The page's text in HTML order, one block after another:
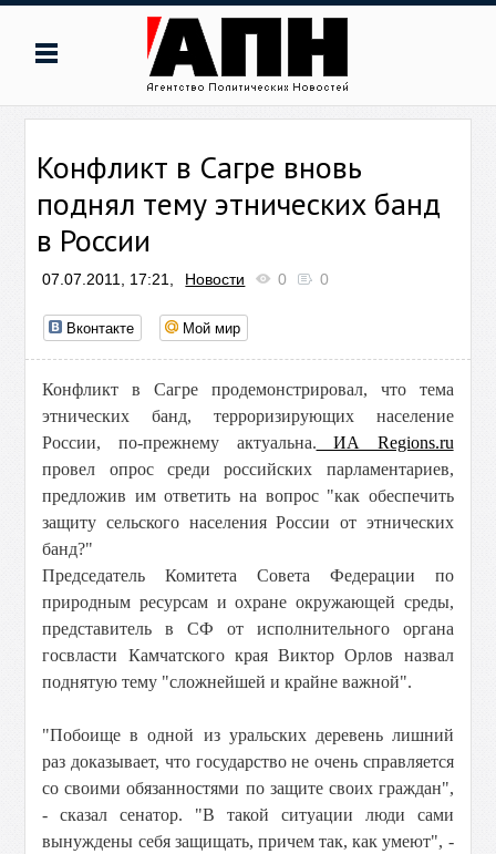
Конфликт в Сагре вновь
поднял тему этнических банд
в России
07.07.2011, 17:21, Новости 0 0
Вконтакте Мой мир
Конфликт в Сагре продемонстрировал, что тема
этнических банд, терроризирующих население
России, по-прежнему актуальна. ИА Regions.ru
провел опрос среди российских парламентариев,
предложив им ответить на вопрос "как обеспечить
защиту сельского населения России от этнических
банд?"
Председатель Комитета Совета Федерации по
природным ресурсам и охране окружающей среды,
представитель в СФ от исполнительного органа
госвласти Камчатского края Виктор Орлов назвал
поднятую тему "сложнейшей и крайне важной".
"Побоище в одной из уральских деревень лишний
раз доказывает, что государство не очень справляется
со своими обязанностями по защите своих граждан",
- сказал сенатор. "В такой ситуации люди сами
вынуждены себя защищать, причем так, как умеют", -